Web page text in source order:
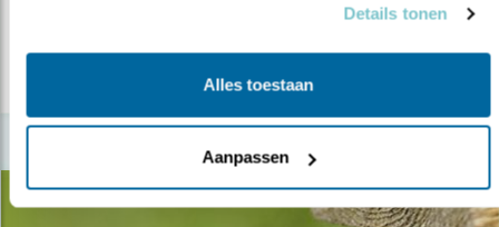
Details tonen
Alles toestaan
Aanpassen